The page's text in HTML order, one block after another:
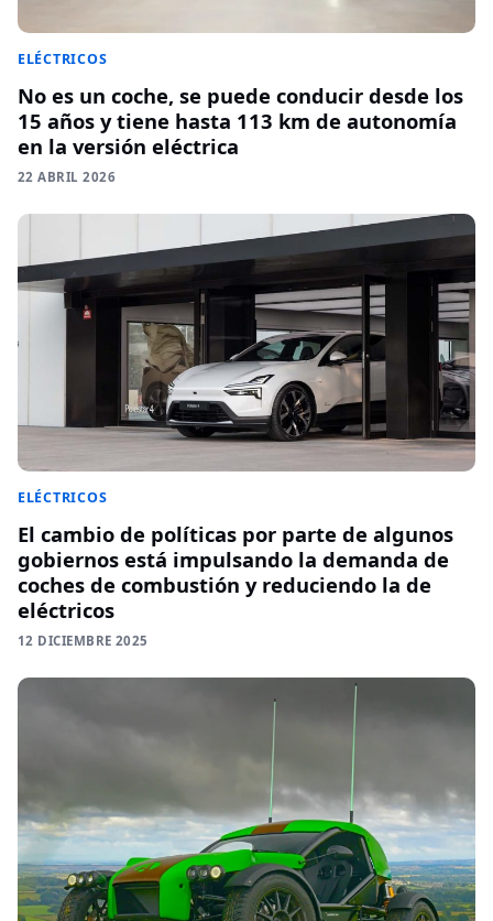
ELÉCTRICOS
No es un coche, se puede conducir desde los
15 años y tiene hasta 113 km de autonomía
en la versión eléctrica
22 ABRIL 2026
ELÉCTRICOS
El cambio de políticas por parte de algunos
gobiernos está impulsando la demanda de
coches de combustión y reduciendo la de
eléctricos
12 DICIEMBRE 2025